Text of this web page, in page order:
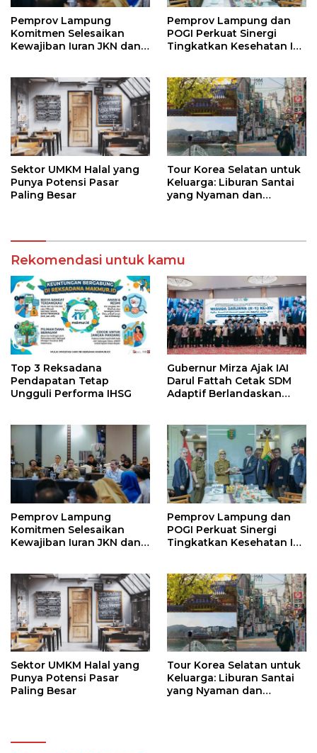
Pemprov Lampung
Komitmen Selesaikan
Kewajiban Iuran JKN dan
Kesehatan
Pemprov Lampung dan
POGI Perkuat Sinergi
Tingkatkan Kesehatan Ibu
Sektor UMKM Halal yang
Punya Potensi Pasar
Paling Besar
Tour Korea Selatan untuk
Keluarga: Liburan Santai
yang Nyaman dan
Rekomendasi untuk kamu
Top 3 Reksadana
Pendapatan Tetap
Ungguli Performa IHSG
Gubernur Mirza Ajak IAI
Darul Fattah Cetak SDM
Adaptif Berlandaskan
Pemprov Lampung
Komitmen Selesaikan
Kewajiban Iuran JKN dan
Kesehatan
Pemprov Lampung dan
POGI Perkuat Sinergi
Tingkatkan Kesehatan Ibu
Sektor UMKM Halal yang
Punya Potensi Pasar
Paling Besar
Tour Korea Selatan untuk
Keluarga: Liburan Santai
yang Nyaman dan